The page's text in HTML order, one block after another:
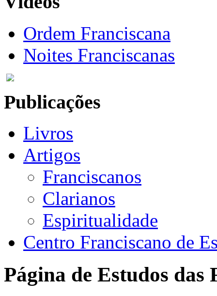
Ordem Franciscana
Noites Franciscanas
Publicações
Livros
Artigos
Franciscanos
Clarianos
Espiritualidade
Centro Franciscano de
Página de Estudos das